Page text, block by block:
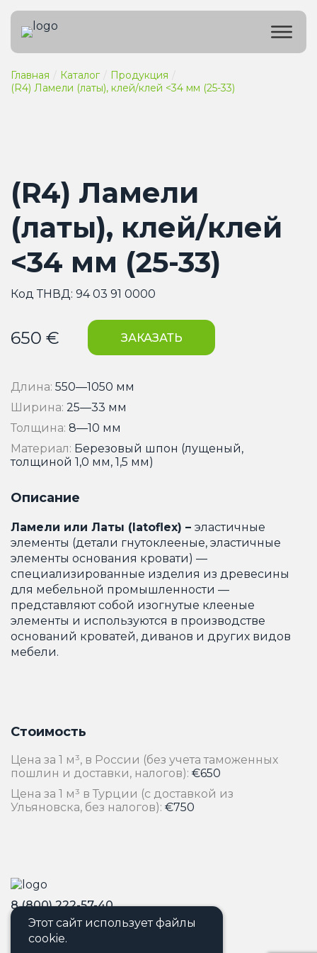
Главная Каталог
Продукция
(R4) Ламели (латы), клей/клей <34 мм (25-33)
(R4) Ламели
(латы), клей/клей
<34 мм (25-33)
Код ТНВД: 94 03 91 0000
650 € ЗАКАЗАТЬ
Длина: 550—1050 мм
Ширина: 25—33 мм
Толщина: 8—10 мм
Материал: Березовый шпон (лущеный,
толщиной 1,0 мм, 1,5 мм)
Описание
Ламели или Латы (latoflex) – эластичные
элементы (детали гнутоклееные, эластичные
элементы основания кровати) —
специализированные изделия из древесины
для мебельной промышленности —
представляют собой изогнутые клееные
элементы и используются в производстве
оснований кроватей, диванов и других видов
мебели.
Стоимость
Цена за 1 м³, в России (без учета таможенных
пошлин и доставки, налогов): €650
Цена за 1 м³ в Турции (с доставкой из
Ульяновска, без налогов): €750
8 (800) 222-57-40
info@ormanmanufacture.com
Этот сайт использует файлы
cookie.